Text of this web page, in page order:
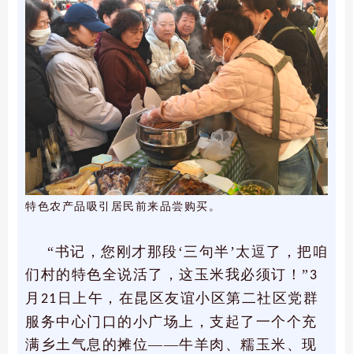
特色农产品吸引居民前来品尝购买。
“书记，您刚才那段‘三句半’太逗了，把咱
们村的特色全说活了，这玉米我必须订！” 3
月 21 日上午，在昆区友谊小区第二社区党群
服务中心门口的小广场上，支起了一个个充
满乡土气息的摊位——牛羊肉、糯玉米、现